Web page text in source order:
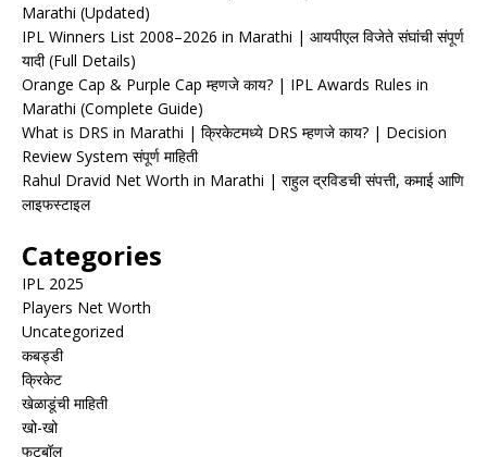
Marathi (Updated)
IPL Winners List 2008–2026 in Marathi | आयपीएल विजेते संघांची संपूर्ण
यादी (Full Details)
Orange Cap & Purple Cap म्हणजे काय? | IPL Awards Rules in
Marathi (Complete Guide)
What is DRS in Marathi | क्रिकेटमध्ये DRS म्हणजे काय? | Decision
Review System संपूर्ण माहिती
Rahul Dravid Net Worth in Marathi | राहुल द्रविडची संपत्ती, कमाई आणि
लाइफस्टाइल
Categories
IPL 2025
Players Net Worth
Uncategorized
कबड्डी
क्रिकेट
खेळाडूंची माहिती
खो-खो
फुटबॉल